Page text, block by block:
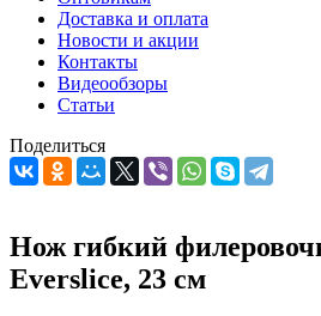
Доставка и оплата
Новости и акции
Контакты
Видеообзоры
Статьи
Поделиться
Нож гибкий
Everslice, 23 см